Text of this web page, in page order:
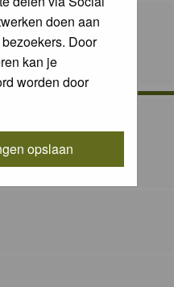
doen aan
Door
kan je
worden door
opslaan